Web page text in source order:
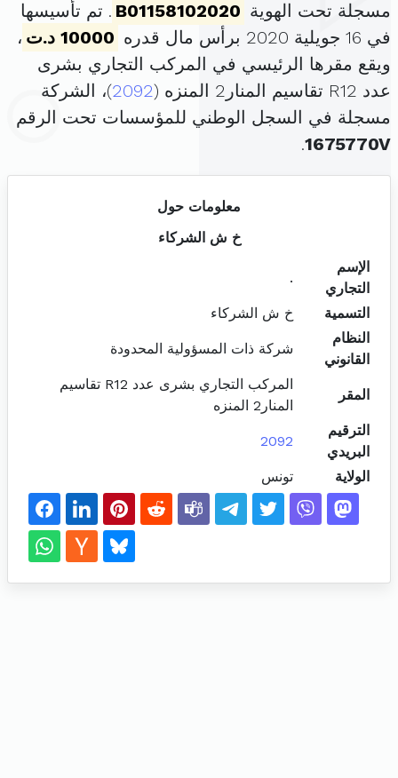
مسجلة تحت الهوية B01158102020 . تم تأسيسها
في 16 جويلية 2020 برأس مال قدره
10000 د.ت
،
ويقع مقرها الرئيسي في المركب التجاري بشرى
عدد R12 تقاسيم المنار2 المنزه (
2092)، الشركة
مسجلة في السجل الوطني للمؤسسات تحت الرقم
1675770V
.
معلومات حول
خ ش الشركاء
الإسم
التجاري
.
التسمية
خ ش الشركاء
النظام
القانوني
شركة ذات المسؤولية المحدودة
المقر
المركب التجاري بشرى عدد R12 تقاسيم
المنار2 المنزه
الترقيم
البريدي
2092
الولاية تونس